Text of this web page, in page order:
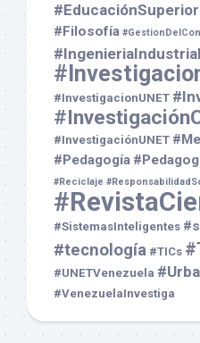
#EducaciónSuperior
#Filosofía
#IngenieriaIndustrial
#InvestigacionUNET
#InvestigaciónUNET
#Pedagogía
#Reciclaje
#SistemasInteligentes
#tecnología #TICs
#UNETVenezuela
#VenezuelaInvestiga